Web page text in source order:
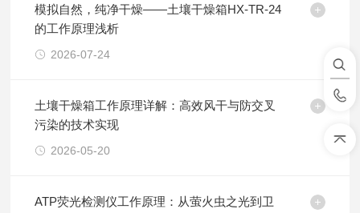
模拟自然，纯净干燥——土壤干燥箱HX-TR-24
的工作原理浅析
2026-07-24
土壤干燥箱工作原理详解：高效风干与防交叉
污染的技术实现
2026-05-20
ATP荧光检测仪工作原理：从萤火虫之光到卫